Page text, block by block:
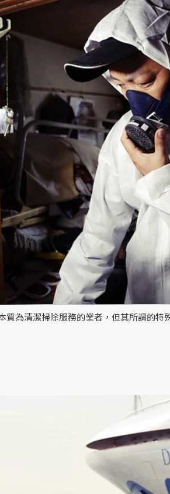
質為清潔掃除服務的業者，但其所謂的